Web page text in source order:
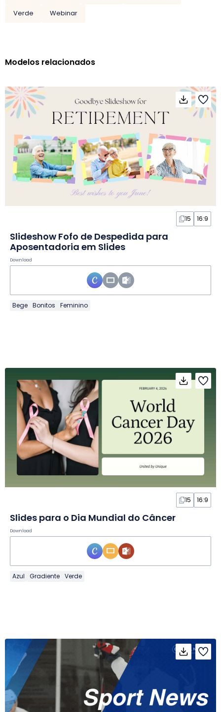
Verde
Webinar
Modelos relacionados
15 16:9
Slideshow Fofo de Despedida para
Aposentadoria em Slides
Download
Bege Bonitos Feminino
15 16:9
Slides para o Dia Mundial do Câncer
Download
Azul Gradiente Verde